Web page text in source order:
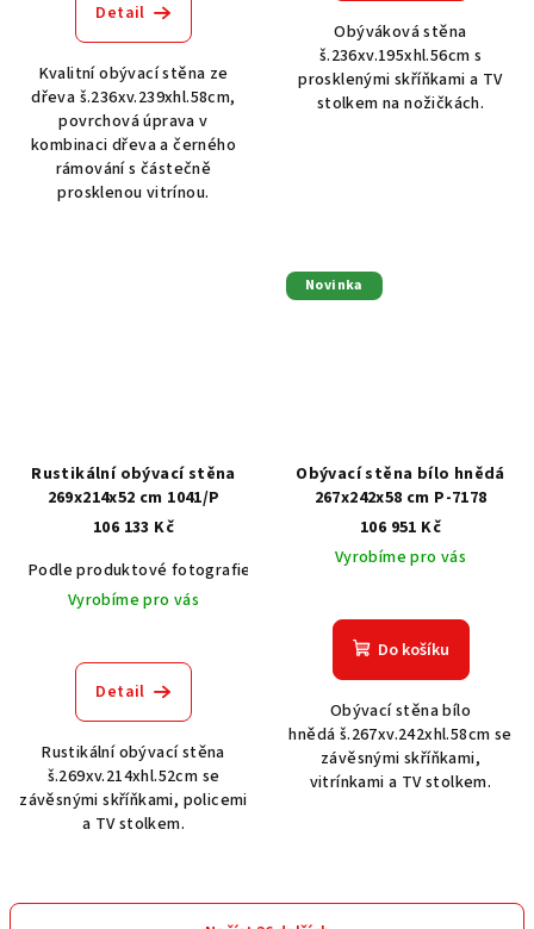
Detail
Kvalitní obývací stěna ze
dřeva š.236xv.239xhl.58cm,
povrchová úprava v
kombinaci dřeva a černého
rámování s částečně
prosklenou vitrínou.
Obýváková stěna
š.236xv.195xhl.56cm s
prosklenými skříňkami a TV
stolkem na nožičkách.
Rustikální obývací stěna
269x214x52 cm 1041/P
106 133 Kč
Podle produktové fotografie
Akát vintage BT1551
Dub světlý
Vyrobíme pro vás
Detail
Rustikální obývací stěna
š.269xv.214xhl.52cm se
závěsnými skříňkami, policemi
a TV stolkem.
Novinka
Obývací stěna bílo hnědá
267x242x58 cm P-7178
106 951 Kč
Vyrobíme pro vás
Do košíku
Obývací stěna bílo
hnědá š.267xv.242xhl.58cm se
závěsnými skříňkami,
vitrínkami a TV stolkem.